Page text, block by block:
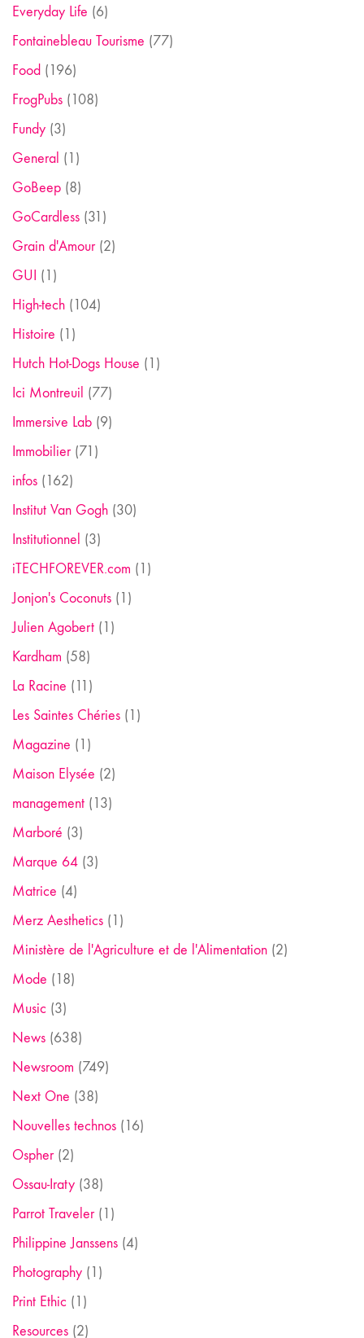
Everyday Life (6)
Fontainebleau Tourisme (77)
Food (196)
FrogPubs (108)
Fundy (3)
General (1)
GoBeep (8)
GoCardless (31)
Grain d'Amour(2)
GUI (1)
High-tech (104)
Histoire (1)
Hutch Hot-Dogs House (1)
Ici Montreuil (77)
Immersive Lab (9)
Immobilier(71)
infos (162)
Institut Van Gogh (30)
Institutionnel (3)
iTECHFOREVER.com (1)
Jonjon's Coconuts (1)
Julien Agobert (1)
Kardham (58)
La Racine (11)
Les Saintes Chéries (1)
Magazine (1)
Maison Elysée (2)
management (13)
Marboré (3)
Marque 64 (3)
Matrice (4)
Merz Aesthetics (1)
Ministère de l'Agriculture et de l'Alimentation (2)
Mode (18)
Music (3)
News (638)
Newsroom (749)
Next One (38)
Nouvelles technos (16)
Ospher(2)
Ossau-Iraty (38)
Parrot Traveler(1)
Philippine Janssens (4)
Photography (1)
Print Ethic (1)
Resources (2)